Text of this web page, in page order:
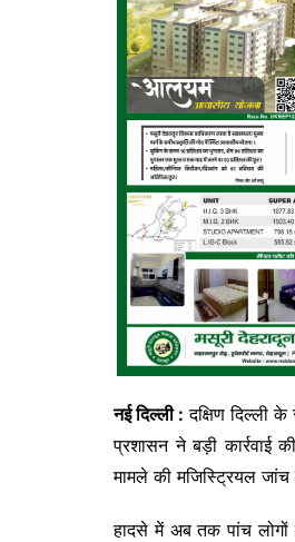
नई दिल्ली : दक्षिण दिल्ली
प्रशासन ने बड़ी कार्रवाई
मामले की मजिस्ट्रियल
हादसे में अब तक पांच लोगों